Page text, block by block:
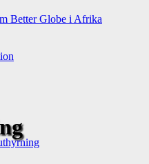
Better Globe i Afrika